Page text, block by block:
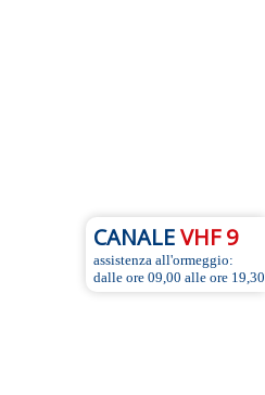
CANALEVHF 9
assistenza all'ormeggio:
dalle ore 09,00 alle ore 19,30